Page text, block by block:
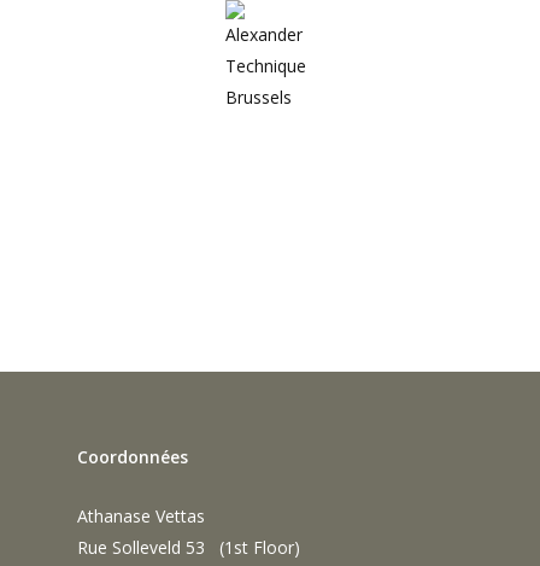
Coordonnées
Athanase Vettas
Rue Solleveld 53 (1st Floor)